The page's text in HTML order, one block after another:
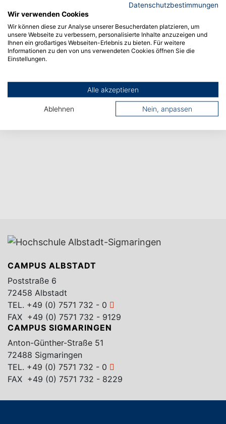
Vorheriger Artikel
Nächster Artikel
CAMPUS ALBSTADT
Poststraße 6
72458 Albstadt
TEL. +49 (0) 7571 732 - 0
FAX +49 (0) 7571 732 - 9129
CAMPUS SIGMARINGEN
Anton-Günther-Straße 51
72488 Sigmaringen
TEL. +49 (0) 7571 732 - 0
FAX +49 (0) 7571 732 - 8229
Datenschutzbestimmungen
Wir verwenden Cookies
Wir können diese zur Analyse unserer Besucherdaten platzieren, um
unsere Webseite zu verbessern, personalisierte Inhalte anzuzeigen und
Ihnen ein großartiges Webseiten-Erlebnis zu bieten. Für weitere
Informationen zu den von uns verwendeten Cookies öffnen Sie die
Einstellungen.
Alle akzeptieren
Ablehnen Nein, anpassen